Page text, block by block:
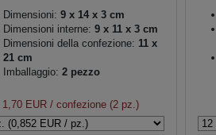
Dimensioni: 9 x 14 x 3 cm
Dimensioni interne: 9 x 11 x 3 cm
Dimensioni della confezione: 11 x
21 cm
Imballaggio: 2 pezzo
1,70 EUR / confezione (2 pz.)